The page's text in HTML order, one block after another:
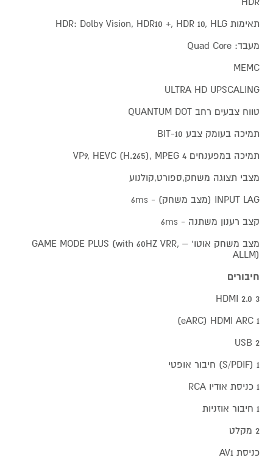
תאימות HDR: Dolby Vision, HDR10 +, HDR 10, HLG
מעבד: Quad Core
MEMC
ULTRA HD UPSCALING
טווח צבעים רחב QUANTUM DOT
תמיכה בעומק צבע 10-BIT
תמיכה במפענחים VP9, HEVC (H.265), MPEG 4
מצבי תצוגה משחק,ספורט,קולנוע
INPUT LAG (מצב משחק) - 6ms
קצב רענון משתנה - 6ms
מצב משחק אוטו’ – GAME MODE PLUS (with 60HZ VRR,
ALLM)
חיבורים
3 HDMI 2.0
1 eARC) HDMI ARC)
2 USB
1 (S/PDIF) חיבור אופטי
1 כניסת אודיו RCA
1 חיבור אוזניות
2 מקלט
כניסת AV1